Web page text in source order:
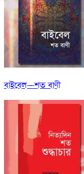
বাইবেল—শত বাণী